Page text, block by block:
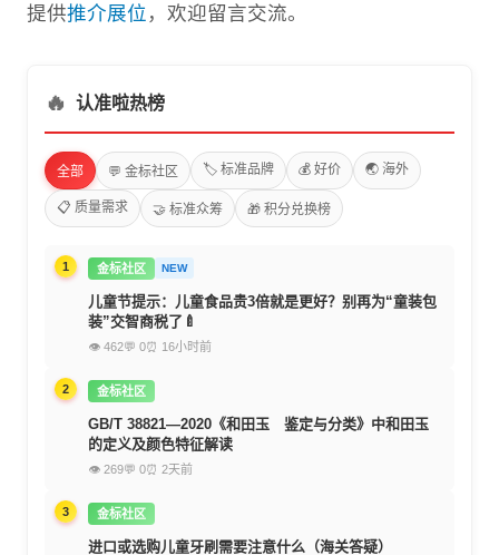
提供推介展位 ，欢迎留言交流。
🔥 认准啦热榜
全部 💬 金标社区 🏷️ 标准品牌 💰 好价 🌏 海外
📋 质量需求 🤝 标准众筹 🎁 积分兑换榜
1 金标社区 NEW
儿童节提示：儿童食品贵3倍就是更好？别再为“童装包
装”交智商税了🍼
👁 462💬 0⏰ 16小时前
2 金标社区
GB/T 38821—2020《和田玉 鉴定与分类》中和田玉
的定义及颜色特征解读
👁 269💬 0⏰ 2天前
3 金标社区
进口或选购儿童牙刷需要注意什么（海关答疑）